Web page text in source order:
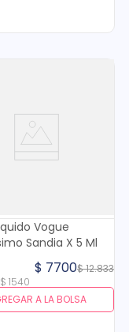
Vogue
Sandia X 5 Ml
$12.833
$ 7700
$ 1540
A LA BOLSA